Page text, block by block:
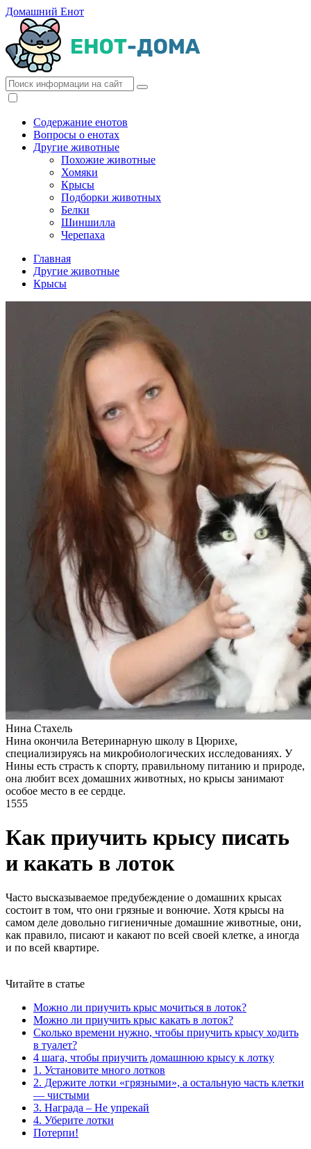
Домашний Енот
Содержание енотов
Вопросы о енотах
Другие животные
Похожие животные
Хомяки
Крысы
Подборки животных
Белки
Шиншилла
Черепаха
Главная
Другие животные
Крысы
Нина Стахель
Нина окончила Ветеринарную школу в Цюрихе,
специализируясь на микробиологических исследованиях. У
Нины есть страсть к спорту, правильному питанию и природе,
она любит всех домашних животных, но крысы занимают
особое место в ее сердце.
1555
Как приучить крысу писать
и какать в лоток
Часто высказываемое предубеждение о домашних крысах
состоит в том, что они грязные и вонючие. Хотя крысы на
самом деле довольно гигиеничные домашние животные, они,
как правило, писают и какают по всей своей клетке, а иногда
и по всей квартире.
Читайте в статье
Можно ли приучить крыс мочиться в лоток?
Можно ли приучить крыс какать в лоток?
Сколько времени нужно, чтобы приучить крысу ходить
в туалет?
4 шага, чтобы приучить домашнюю крысу к лотку
1. Установите много лотков
2. Держите лотки «грязными», а остальную часть клетки
— чистыми
3. Награда – Не упрекай
4. Уберите лотки
Потерпи!